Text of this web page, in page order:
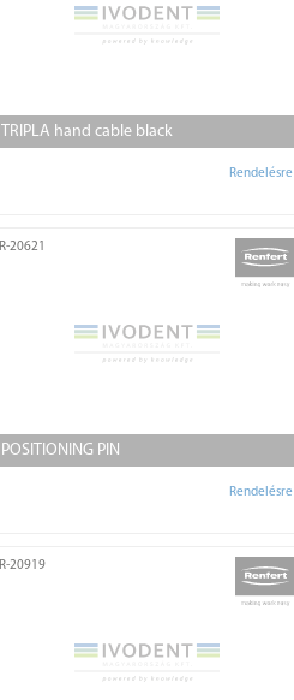
TRIPLA hand cable black
Rendelésre
R-20621
POSITIONING PIN
Rendelésre
R-20919